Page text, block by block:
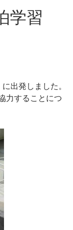
学習
出発しました。
力することにつ